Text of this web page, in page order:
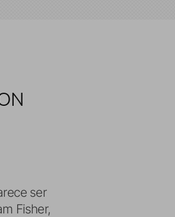
ser
Fisher,